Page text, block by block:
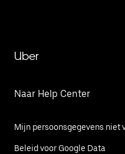
Uber
Naar Help Center
Mijn persoonsgegevens niet
Beleid voor Google Data